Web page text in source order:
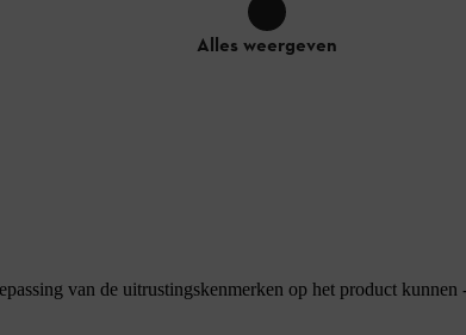
Alles weergeven
van de uitrustingskenmerken op het product